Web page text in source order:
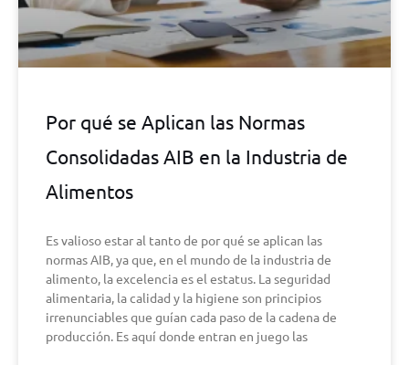
Por qué se Aplican las Normas
Consolidadas AIB en la Industria de
Alimentos
Es valioso estar al tanto de por qué se aplican las
normas AIB, ya que, en el mundo de la industria de
alimento, la excelencia es el estatus. La seguridad
alimentaria, la calidad y la higiene son principios
irrenunciables que guían cada paso de la cadena de
producción. Es aquí donde entran en juego las